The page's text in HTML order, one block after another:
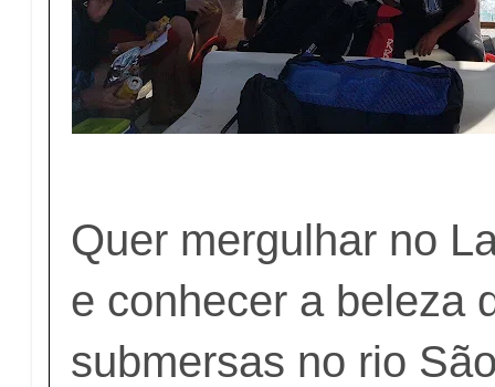
Quer mergulhar no
e conhecer a beleza
submersas no rio